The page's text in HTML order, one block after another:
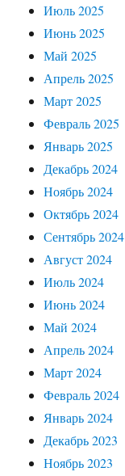
Июль 2025
Июнь 2025
Май 2025
Апрель 2025
Март 2025
Февраль 2025
Январь 2025
Декабрь 2024
Ноябрь 2024
Октябрь 2024
Сентябрь 2024
Август 2024
Июль 2024
Июнь 2024
Май 2024
Апрель 2024
Март 2024
Февраль 2024
Январь 2024
Декабрь 2023
Ноябрь 2023